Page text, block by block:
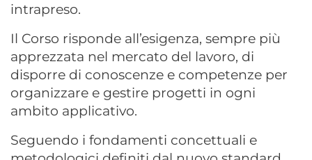
intrapreso.
Il Corso risponde all’esigenza, sempre più
apprezzata nel mercato del lavoro, di
disporre di conoscenze e competenze per
organizzare e gestire progetti in ogni
ambito applicativo.
Seguendo i fondamenti concettuali e